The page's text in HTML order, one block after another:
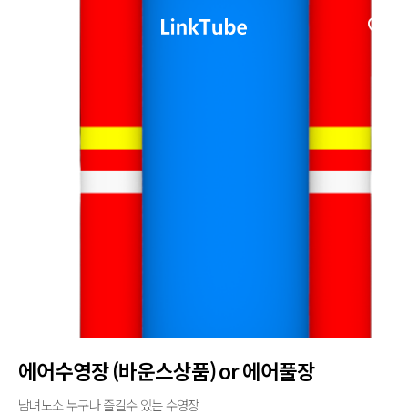
에어수영장 (바운스상품) or 에어풀장
남녀노소 누구나 즐길수 있는 수영장